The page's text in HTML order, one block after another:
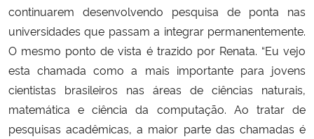
continuarem desenvolvendo pesquisa de ponta nas
universidades que passam a integrar permanentemente.
O mesmo ponto de vista é trazido por Renata. “Eu vejo
esta chamada como a mais importante para jovens
cientistas brasileiros nas áreas de ciências naturais,
matemática e ciência da computação. Ao tratar de
pesquisas acadêmicas, a maior parte das chamadas é